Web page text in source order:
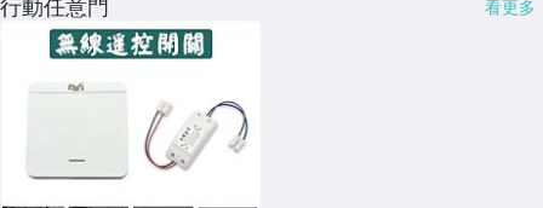
行動任意門 看更多